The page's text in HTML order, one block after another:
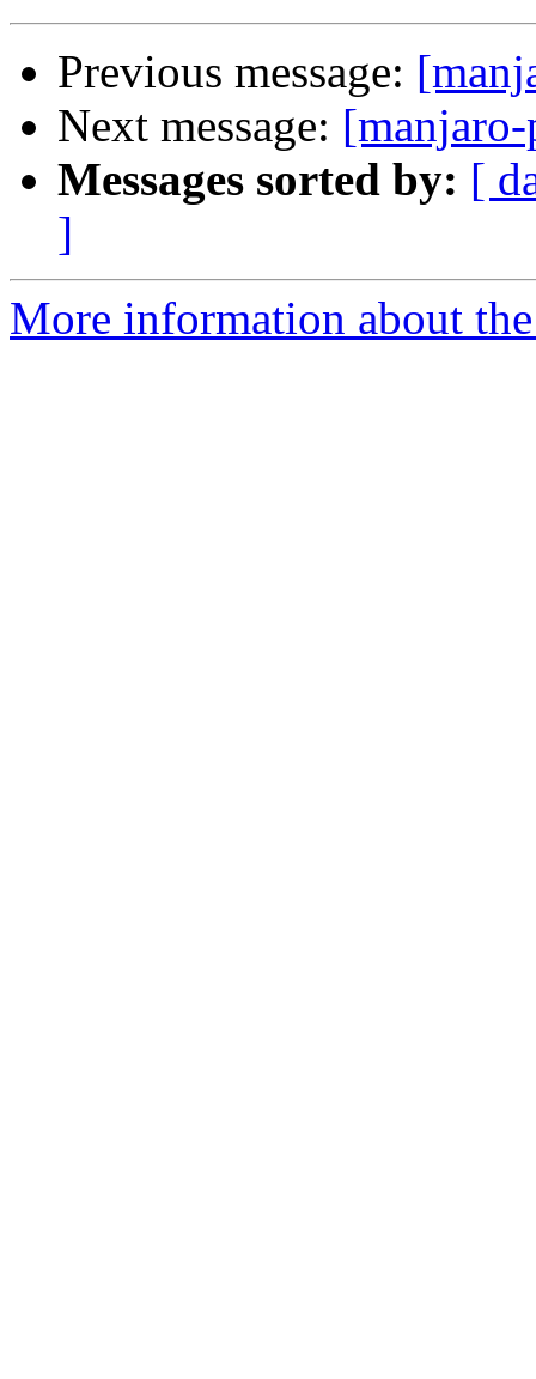
Previous message:
Next message:
Messages sorted by: [
]
More information about